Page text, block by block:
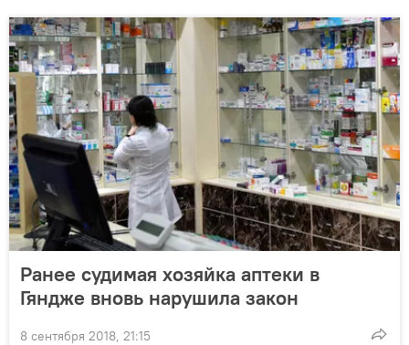
Ранее судимая хозяйка аптеки в
Гяндже вновь нарушила закон
8 сентября 2018, 21:15